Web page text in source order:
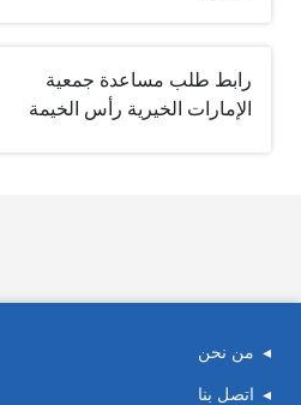
رابط طلب مساعدة جمعية
الإمارات الخيرية رأس الخيمة
من نحن
اتصل بنا